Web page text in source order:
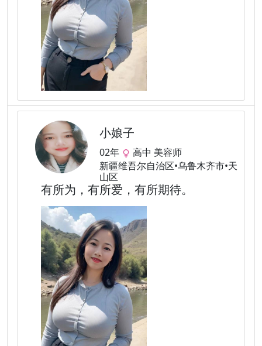
小娘子
02年
高中 美容师
新疆维吾尔自治区•乌鲁木齐市•天
山区
有所为，有所爱，有所期待。